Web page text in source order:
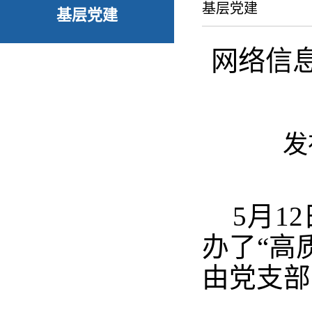
基层党建 基层党建
网络信
5月12
办了“高
由党支部